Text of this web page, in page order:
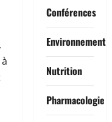
Conférences
Environnement
Nutrition
Pharmacologie